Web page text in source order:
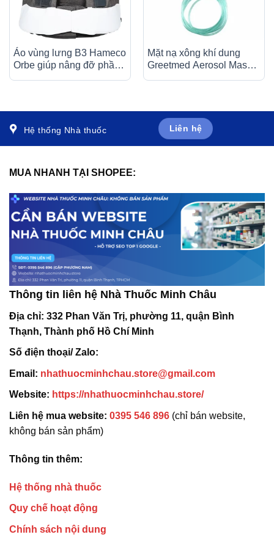
Áo vùng lưng B3 Hameco
Orbe giúp nâng đỡ phần
Mặt nạ xông khí dung
Greetmed Aerosol Mask
Hệ thống Nhà thuốc Liên hệ
MUA NHANH TẠI SHOPEE:
Thông tin liên hệ Nhà Thuốc Minh Châu
Địa chỉ: 332 Phan Văn Trị, phường 11, quận Bình
Thạnh, Thành phố Hồ Chí Minh
Số điện thoại/ Zalo:
Email: nhathuocminhchau.store@gmail.com
Website: https://nhathuocminhchau.store/
Liên hệ mua website: 0395 546 896 (chỉ bán website,
không bán sản phẩm)
Thông tin thêm:
Hệ thống nhà thuốc
Quy chế hoạt động
Chính sách nội dung